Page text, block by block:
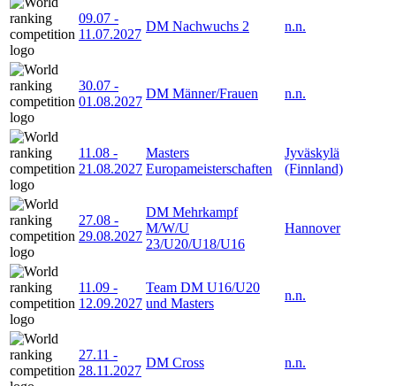
09.07 -
11.07.2027
DM Nachwuchs 2 n.n.
30.07 -
01.08.2027
DM Männer/Frauen n.n.
11.08 -
21.08.2027
Masters
Europameisterschaften
Jyväskylä
(Finnland)
27.08 -
29.08.2027
DM Mehrkampf
M/W/U
23/U20/U18/U16
Hannover
11.09 -
12.09.2027
Team DM U16/U20
und Masters
n.n.
27.11 -
28.11.2027
DM Cross n.n.